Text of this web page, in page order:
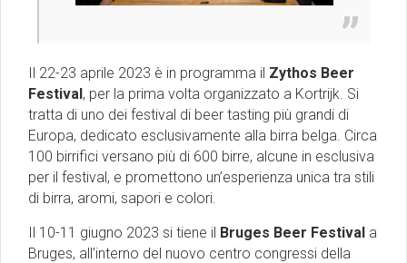
Il 22-23 aprile 2023 è in programma il Zythos Beer
Festival, per la prima volta organizzato a Kortrijk. Si
tratta di uno dei festival di beer tasting più grandi di
Europa, dedicato esclusivamente alla birra belga. Circa
100 birrifici versano più di 600 birre, alcune in esclusiva
per il festival, e promettono un’esperienza unica tra stili
di birra, aromi, sapori e colori.
Il 10-11 giugno 2023 si tiene il Bruges Beer Festival a
Bruges, all’interno del nuovo centro congressi della